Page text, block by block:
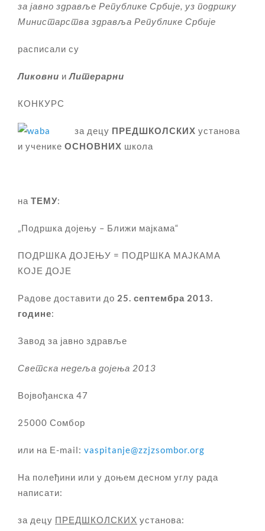
за јавно здравље Републике Србије, уз подршку
Министарства здравља Републике Србије
расписали су
Ликовни иЛитерарни
КОНКУРС
за децу ПРЕДШКОЛСКИХ установа
и ученике ОСНОВНИХ школа
на ТЕМУ:
„Подршка дојењу – Ближи мајкама“
ПОДРШКА ДОЈЕЊУ = ПОДРШКА МАЈКАМА
КОЈЕ ДОЈЕ
Радове доставити до 25. септембра 2013.
године:
Завод за јавно здравље
Светска недеља дојења 2013
Војвођанска 47
25000 Сомбор
или на Е-mail: vaspitanje@zzjzsombor.org
На полеђини или у доњем десном углу рада
написати:
за децу ПРЕДШКОЛСКИХ установа: